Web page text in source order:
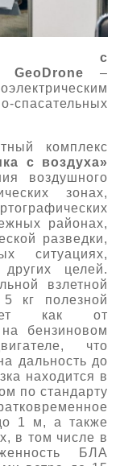
с
GeoDrone –
комплекс
с воздуха»
воздушного
зонах,
районах,
разведки,
ситуациях,
других целей.
взлетной
кг полезной
как от
бензиновом
что
дальность до
находится в
по стандарту
1 м, а также
в том числе в
БЛА